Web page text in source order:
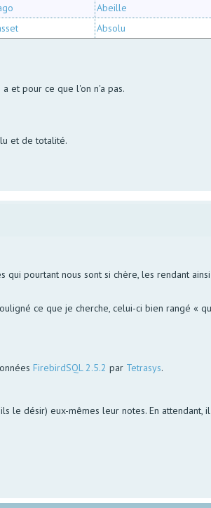
Abeille
Absolu
et pour ce que l'on n'a pas.
et de totalité.
pourtant nous sont si chère, les rendant
ce que je cherche, celui-ci bien rangé «
FirebirdSQL 2.5.2 par Tetrasys.
le désir) eux-mêmes leur notes. En attendant,